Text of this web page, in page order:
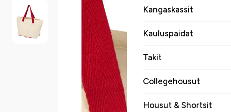
Kangaskassit
Kauluspaidat
Takit
Collegehousut
Housut & Shortsit